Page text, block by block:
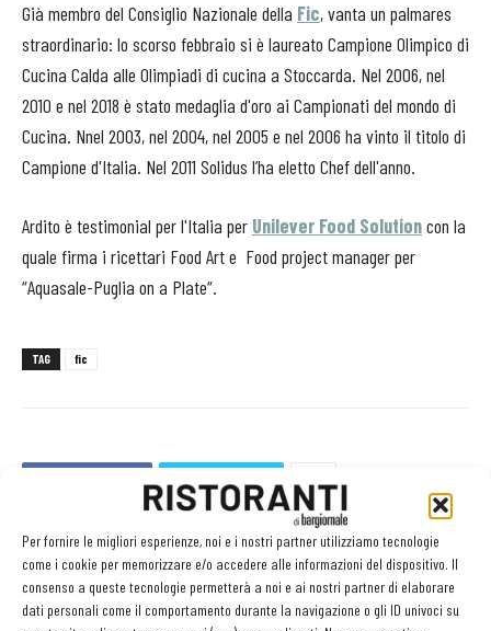
Per fornire le migliori esperienze, noi e i nostri partner utilizziamo tecnologie
come i cookie per memorizzare e/o accedere alle informazioni del dispositivo. Il
consenso a queste tecnologie permetterà a noi e ai nostri partner di elaborare
dati personali come il comportamento durante la navigazione o gli ID univoci su
Già membro del Consiglio Nazionale della Fic, vanta un palmares
straordinario: lo scorso febbraio si è laureato Campione Olimpico di
Cucina Calda alle Olimpiadi di cucina a Stoccarda. Nel 2006, nel
2010 e nel 2018 è stato medaglia d'oro ai Campionati del mondo di
Cucina. Nnel 2003, nel 2004, nel 2005 e nel 2006 ha vinto il titolo di
Campione d'Italia. Nel 2011 Solidus l’ha eletto Chef dell'anno.
Ardito è testimonial per l'Italia per Unilever Food Solutioncon la
quale firma i ricettari Food Art e Food project manager per
“Aquasale-Puglia on a Plate“.
TAG fic
Twitter
LEGGI ANCHE